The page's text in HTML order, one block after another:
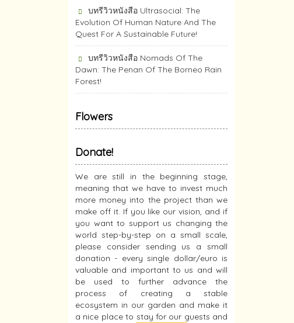
บทรีวิวหนังสือ Ultrasocial: The
Evolution Of Human Nature And The
Quest For A Sustainable Future!
บทรีวิวหนังสือ Nomads Of The
Dawn: The Penan Of The Borneo Rain
Forest!
Flowers
Donate!
We are still in the beginning stage,
meaning that we have to invest much
more money into the project than we
make off it. If you like our vision, and if
you want to support us changing the
world step-by-step on a small scale,
please consider sending us a small
donation - every single dollar/euro is
valuable and important to us and will
be used to further advance the
process of creating a stable
ecosystem in our garden and make it
a nice place to stay for our guests and